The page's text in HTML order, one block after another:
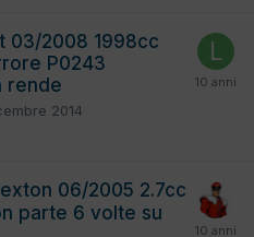
03/2008 1998cc
P0243
rende
2014
06/2005 2.7cc
parte 6 volte su